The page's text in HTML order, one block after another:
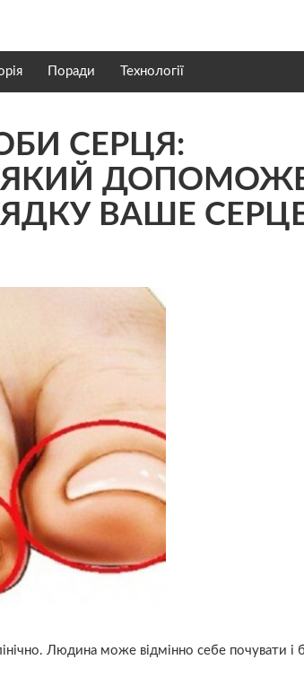
Поради Технології
СEPЦЯ:
ЯКИЙ
ВАШЕ
Людина може відмінно себе почувати і